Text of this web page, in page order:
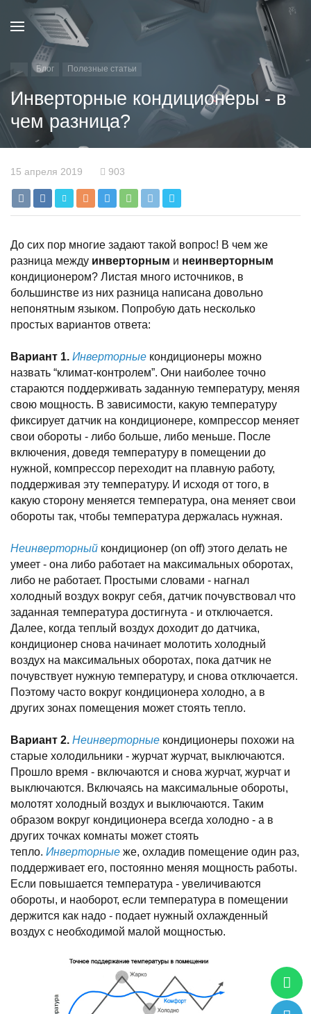
Блог Полезные статьи
Инверторные кондиционеры - в
чем разница?
15 апреля 2019 903
До сих пор многие задают такой вопрос! В чем же
разница между инверторным и неинверторным
кондиционером? Листая много источников, в
большинстве из них разница написана довольно
непонятным языком. Попробую дать несколько
простых вариантов ответа:
Вариант 1. Инверторные кондиционеры можно
назвать “климат-контролем”. Они наиболее точно
стараются поддерживать заданную температуру, меняя
свою мощность. В зависимости, какую температуру
фиксирует датчик на кондиционере, компрессор меняет
свои обороты - либо больше, либо меньше. После
включения, доведя температуру в помещении до
нужной, компрессор переходит на плавную работу,
поддерживая эту температуру. И исходя от того, в
какую сторону меняется температура, она меняет свои
обороты так, чтобы температура держалась нужная.
Неинверторный кондиционер (on off) этого делать не
умеет - она либо работает на максимальных оборотах,
либо не работает. Простыми словами - нагнал
холодный воздух вокруг себя, датчик почувствовал что
заданная температура достигнута - и отключается.
Далее, когда теплый воздух доходит до датчика,
кондиционер снова начинает молотить холодный
воздух на максимальных оборотах, пока датчик не
почувствует нужную температуру, и снова отключается.
Поэтому часто вокруг кондиционера холодно, а в
других зонах помещения может стоять тепло.
Вариант 2. Неинверторные кондиционеры похожи на
старые холодильники - журчат журчат, выключаются.
Прошло время - включаются и снова журчат, журчат и
выключаются. Включаясь на максимальные обороты,
молотят холодный воздух и выключаются. Таким
образом вокруг кондиционера всегда холодно - а в
других точках комнаты может стоять
тепло. Инверторные же, охладив помещение один раз,
поддерживает его, постоянно меняя мощность работы.
Если повышается температура - увеличиваются
обороты, и наоборот, если температура в помещении
держится как надо - подает нужный охлажденный
воздух с необходимой малой мощностью.